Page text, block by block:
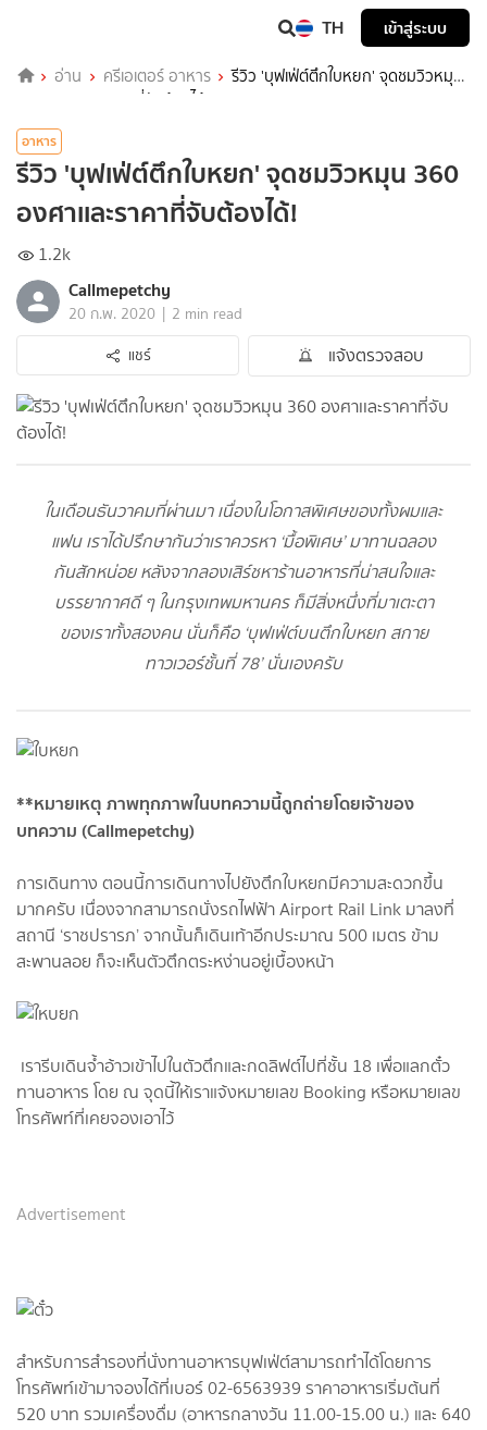
TH เข้าสู่ระบบ
อ่าน ครีเอเตอร์ อาหาร
รีวิว 'บุฟเฟ่ต์ตึกใบหยก' จุดชมวิวหมุน
360 องศาเเละราคาที่จับต้องได้!
อาหาร
รีวิว 'บุฟเฟ่ต์ตึกใบหยก' จุดชมวิวหมุน 360
องศาเเละราคาที่จับต้องได้!
1.2k
Callmepetchy
20 ก.พ. 2020 | 2 min read
แชร์
แจ้งตรวจสอบ
ในเดือนธันวาคมที่ผ่านมา เนื่องในโอกาสพิเศษของทั้งผมและ
แฟน เราได้ปรึกษากันว่าเราควรหา ‘มื้อพิเศษ’ มาทานฉลอง
กันสักหน่อย หลังจากลองเสิร์ชหาร้านอาหารที่น่าสนใจและ
บรรยากาศดี ๆ ในกรุงเทพมหานคร ก็มีสิ่งหนึ่งที่มาเตะตา
ของเราทั้งสองคน นั่นก็คือ ‘บุฟเฟ่ต์บนตึกใบหยก สกาย
ทาวเวอร์ชั้นที่ 78’ นั่นเองครับ
**หมายเหตุ ภาพทุกภาพในบทความนี้ถูกถ่ายโดยเจ้าของ
บทความ (Callmepetchy)
การเดินทาง ตอนนี้การเดินทางไปยังตึกใบหยกมีความสะดวกขึ้น
มากครับ เนื่องจากสามารถนั่งรถไฟฟ้า Airport Rail Link มาลงที่
สถานี ‘ราชปรารภ’ จากนั้นก็เดินเท้าอีกประมาณ 500 เมตร ข้าม
สะพานลอย ก็จะเห็นตัวตึกตระหง่านอยู่เบื้องหน้า
เรารีบเดินจ้ำอ้าวเข้าไปในตัวตึกและกดลิฟต์ไปที่ชั้น 18 เพื่อแลกตั๋ว
ทานอาหาร โดย ณ จุดนี้ให้เราแจ้งหมายเลข Booking หรือหมายเลข
โทรศัพท์ที่เคยจองเอาไว้
Advertisement
สำหรับการสำรองที่นั่งทานอาหารบุฟเฟ่ต์สามารถทำได้โดยการ
โทรศัพท์เข้ามาจองได้ที่เบอร์ 02-6563939 ราคาอาหารเริ่มต้นที่
520 บาท รวมเครื่องดื่ม (อาหารกลางวัน 11.00-15.00 น.) และ 640